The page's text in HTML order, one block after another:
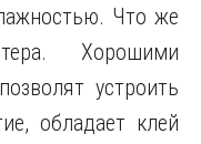
Что же
Хорошими
устроить
обладает клей